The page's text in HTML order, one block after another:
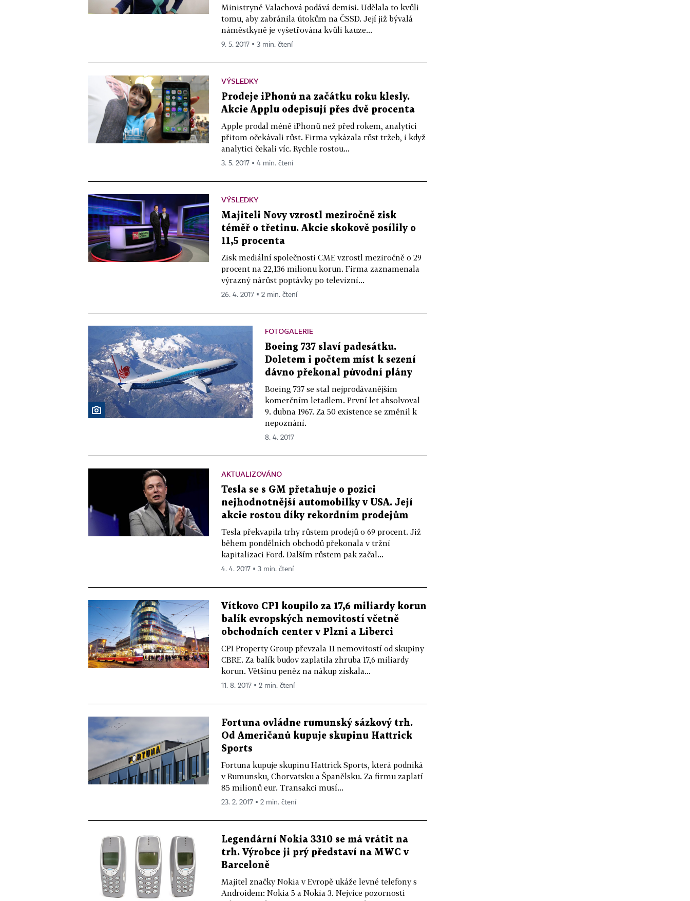
Ministryně Valachová podává demisi. Udělala to kvůli
tomu, aby zabránila útokům na ČSSD. Její již bývalá
náměstkyně je vyšetřována kvůli kauze...
9. 5. 2017 ▪ 3 min. čtení
VÝSLEDKY
Prodeje iPhonů na začátku roku klesly.
Akcie Applu odepisují přes dvě procenta
Apple prodal méně iPhonů než před rokem, analytici
přitom očekávali růst. Firma vykázala růst tržeb, i když
analytici čekali víc. Rychle rostou...
3. 5. 2017 ▪ 4 min. čtení
VÝSLEDKY
Majiteli Novy vzrostl meziročně zisk
téměř o třetinu. Akcie skokově posílily o
11,5 procenta
Zisk mediální společnosti CME vzrostl meziročně o 29
procent na 22,136 milionu korun. Firma zaznamenala
výrazný nárůst poptávky po televizní...
26. 4. 2017 ▪ 2 min. čtení
FOTOGALERIE
Boeing 737 slaví padesátku.
Doletem i počtem míst k sezení
dávno překonal původní plány
Boeing 737 se stal nejprodávanějším
komerčním letadlem. První let absolvoval
9. dubna 1967. Za 50 existence se změnil k
nepoznání.
8. 4. 2017
AKTUALIZOVÁNO
Tesla se s GM přetahuje o pozici
nejhodnotnější automobilky v USA. Její
akcie rostou díky rekordním prodejům
Tesla překvapila trhy růstem prodejů o 69 procent. Již
během pondělních obchodů překonala v tržní
kapitalizaci Ford. Dalším růstem pak začal...
4. 4. 2017 ▪ 3 min. čtení
Vítkovo CPI koupilo za 17,6 miliardy korun
balík evropských nemovitostí včetně
obchodních center v Plzni a Liberci
CPI Property Group převzala 11 nemovitostí od skupiny
CBRE. Za balík budov zaplatila zhruba 17,6 miliardy
korun. Většinu peněz na nákup získala...
11. 8. 2017 ▪ 2 min. čtení
Fortuna ovládne rumunský sázkový trh.
Od Američanů kupuje skupinu Hattrick
Sports
Fortuna kupuje skupinu Hattrick Sports, která podniká
v Rumunsku, Chorvatsku a Španělsku. Za firmu zaplatí
85 milionů eur. Transakci musí...
23. 2. 2017 ▪ 2 min. čtení
Legendární Nokia 3310 se má vrátit na
trh. Výrobce ji prý představí na MWC v
Barceloně
Majitel značky Nokia v Evropě ukáže levné telefony s
Androidem: Nokia 5 a Nokia 3. Nejvíce pozornosti